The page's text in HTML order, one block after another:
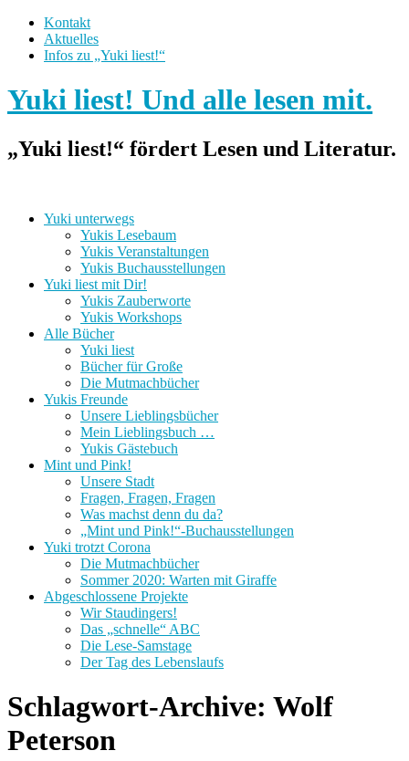
Kontakt
Aktuelles
Infos zu „Yuki liest!“
Yuki liest! Und alle lesen mit.
„Yuki liest!“ fördert Lesen und Literatur.
Yuki unterwegs
Yukis Lesebaum
Yukis Veranstaltungen
Yukis Buchausstellungen
Yuki liest mit Dir!
Yukis Zauberworte
Yukis Workshops
Alle Bücher
Yuki liest
Bücher für Große
Die Mutmachbücher
Yukis Freunde
Unsere Lieblingsbücher
Mein Lieblingsbuch …
Yukis Gästebuch
Mint und Pink!
Unsere Stadt
Fragen, Fragen, Fragen
Was machst denn du da?
„Mint und Pink!“-Buchausstellungen
Yuki trotzt Corona
Die Mutmachbücher
Sommer 2020: Warten mit Giraffe
Abgeschlossene Projekte
Wir Staudingers!
Das „schnelle“ ABC
Die Lese-Samstage
Der Tag des Lebenslaufs
Schlagwort-Archive: Wolf
Peterson